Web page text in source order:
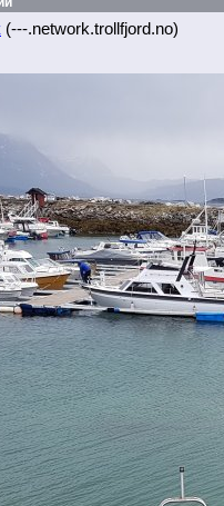
(---.network.trollfjord.no)